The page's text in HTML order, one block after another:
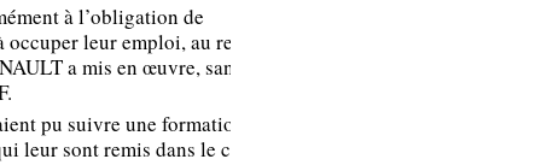
à l’obligation de
leur emploi, au regard de
a mis en œuvre, sans
pu suivre une formation
leur sont remis dans le cadre de